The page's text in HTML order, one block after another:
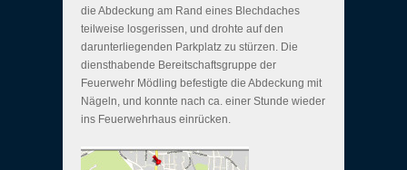
die Abdeckung am Rand eines Blechdaches
teilweise losgerissen, und drohte auf den
darunterliegenden Parkplatz zu stürzen. Die
diensthabende Bereitschaftsgruppe der
Feuerwehr Mödling befestigte die Abdeckung mit
Nägeln, und konnte nach ca. einer Stunde wieder
ins Feuerwehrhaus einrücken.